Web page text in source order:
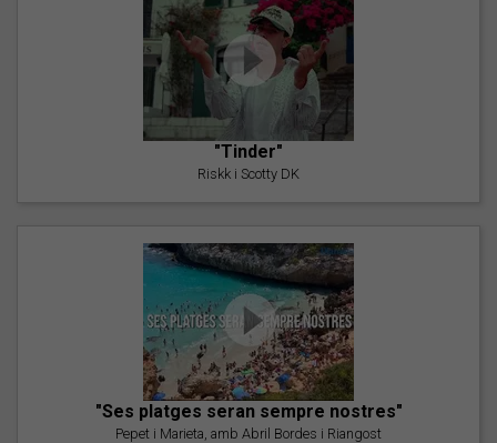
"Tinder"
Riskk i Scotty DK
"Ses platges seran sempre nostres"
Pepet i Marieta, amb Abril Bordes i Riangost